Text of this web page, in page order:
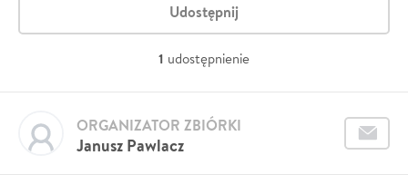
Udostępnij
1 udostępnienie
Janusz Pawlacz
ORGANIZATOR ZBIÓRKI